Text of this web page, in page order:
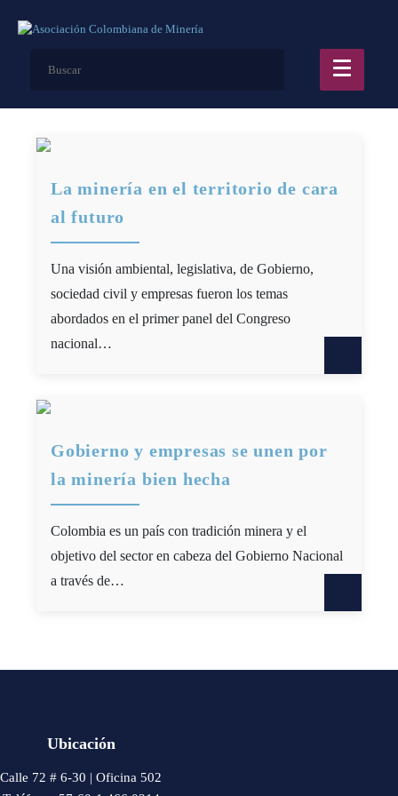
La minería en el territorio de cara
al futuro
Una visión ambiental, legislativa, de Gobierno,
sociedad civil y empresas fueron los temas
abordados en el primer panel del Congreso
nacional…
Gobierno y empresas se unen por
la minería bien hecha
Colombia es un país con tradición minera y el
objetivo del sector en cabeza del Gobierno Nacional
a través de…
Ubicación
Calle 72 # 6-30 | Oficina 502